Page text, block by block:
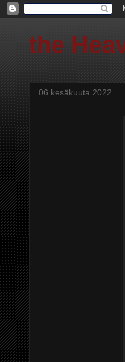
the
06 kesäkuuta 2022